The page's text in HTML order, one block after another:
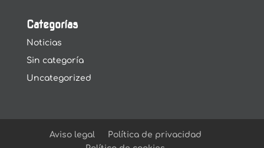
Categorías
Noticias
Sin categoría
Uncategorized
Aviso legal
Política de privacidad